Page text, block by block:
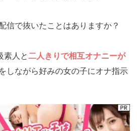
信で抜いたことはありますか？
素人と二人きりで相互オナニーが
しながら好みの女の子にオナ指示